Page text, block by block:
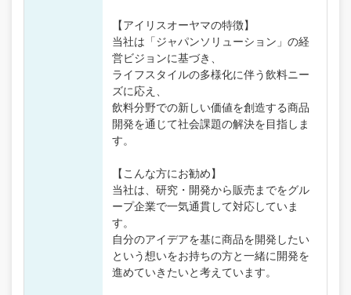
【アイリスオーヤマの特徴】
当社は「ジャパンソリューション」の経
営ビジョンに基づき、
ライフスタイルの多様化に伴う飲料ニー
ズに応え、
飲料分野での新しい価値を創造する商品
開発を通じて社会課題の解決を目指しま
す。
【こんな方にお勧め】
当社は、研究・開発から販売までをグル
ープ企業で一気通貫して対応していま
す。
自分のアイデアを基に商品を開発したい
という想いをお持ちの方と一緒に開発を
進めていきたいと考えています。